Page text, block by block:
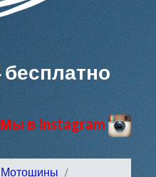
бесплатно
Мы в Instagram
Мотошины